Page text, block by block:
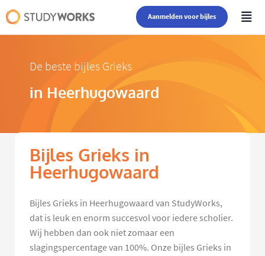
Aanmelden voor bijles
De beste bijles Grieks
in Heerhugowaard
Bijles Grieks in
Heerhugowaard
Bijles Grieks in Heerhugowaard van StudyWorks,
dat is leuk en enorm succesvol voor iedere scholier.
Wij hebben dan ook niet zomaar een
slagingspercentage van 100%. Onze bijles Grieks in